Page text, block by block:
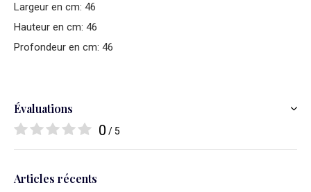
Largeur en cm: 46
Hauteur en cm: 46
Profondeur en cm: 46
Évaluations
0 / 5
Articles récents